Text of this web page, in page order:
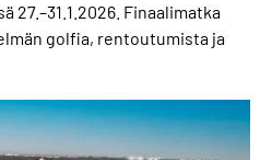
27.–31.1.2026. Finaalimatka
golfia, rentoutumista ja